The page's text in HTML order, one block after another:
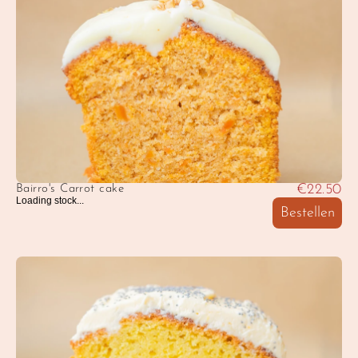
Bairro's Carrot cake
Loading stock...
€22.50
Bestellen